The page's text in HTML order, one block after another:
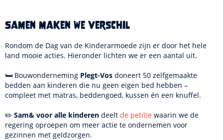
Samen maken we verschil
Rondom de Dag van de Kinderarmoede zijn er door het hele
land mooie acties. Hieronder lichten we er een aantal uit.
🛏️ Bouwonderneming Plegt-Vos doneert 50 zelfgemaakte
bedden aan kinderen die nu geen eigen bed hebben –
compleet met matras, beddengoed, kussen én een knuffel.
✏️ Sam& voor alle kinderen deelt de petitie waarin we de
regering oproepen om meer actie te ondernemen voor
gezinnen met geldzorgen.